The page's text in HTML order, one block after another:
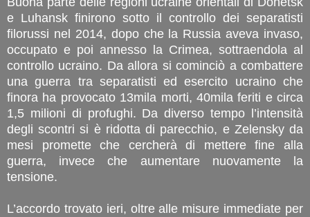
e Luhansk finirono sotto il controllo dei separatisti
filorussi nel 2014, dopo che la Russia aveva invaso,
occupato e poi annesso la Crimea, sottraendola al
controllo ucraino. Da allora si cominciò a combattere
una guerra tra separatisti ed esercito ucraino che
finora ha provocato 13mila morti, 40mila feriti e circa
1,5 milioni di profughi. Da diverso tempo l’intensità
degli scontri si è ridotta di parecchio, e Zelensky da
mesi promette che cercherà di mettere fine alla
guerra, invece che aumentare nuovamente la
tensione.
L’accordo trovato ieri, oltre alle misure immediate per